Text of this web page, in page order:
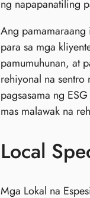
ng napapanatiling
Ang pamamaraang
para sa mga
pamumuhunan, at
rehiyonal na sentro
pagsasama ng
mas malawak na
Local
Mga Lokal na